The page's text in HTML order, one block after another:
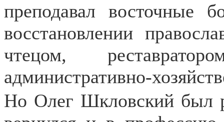
преподавал восточные
восстановлении
чтецом,
административно-
Но Олег Шкловский был